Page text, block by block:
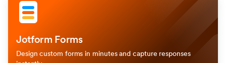
Jotform Forms
Design custom forms in minutes and capture responses